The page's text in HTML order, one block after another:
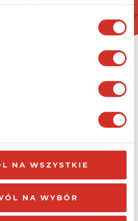
NA WSZYSTKIE
NA WYBÓR
Domeny
Biznes hosting
Hosting WordPress
WordPress
Serwery VPS